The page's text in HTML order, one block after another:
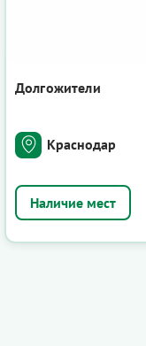
Долгожители
Краснодар